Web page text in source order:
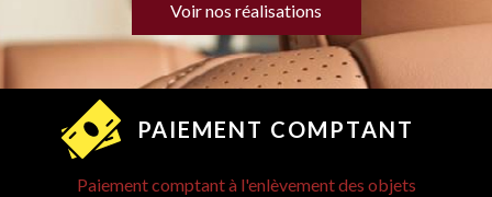
Voir nos réalisations
PAIEMENT COMPTANT
Paiement comptant à l'enlèvement des objets